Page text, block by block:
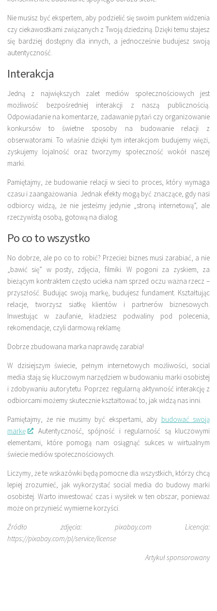
Nie musisz być ekspertem, aby podzielić się swoim punktem widzenia
czy ciekawostkami związanych z Twoją dziedziną. Dzięki temu stajesz
się bardziej dostępny dla innych, a jednocześnie budujesz swoją
autentyczność.
Interakcja
Jedną z największych zalet mediów społecznościowych jest
możliwość bezpośredniej interakcji z naszą publicznością.
Odpowiadanie na komentarze, zadawanie pytań czy organizowanie
konkursów to świetne sposoby na budowanie relacji z
obserwatorami. To właśnie dzięki tym interakcjom budujemy więzi,
zyskujemy lojalność oraz tworzymy społeczność wokół naszej
marki.
Pamiętajmy, że budowanie relacji w sieci to proces, który wymaga
czasu i zaangażowania. Jednak efekty mogą być znaczące, gdy nasi
odbiorcy widzą, że nie jesteśmy jedynie „stroną internetową”, ale
rzeczywistą osobą, gotową na dialog.
Po co to wszystko
No dobrze, ale po co to robić? Przecież biznes musi zarabiać, a nie
„bawić się” w posty, zdjęcia, filmiki. W pogoni za zyskiem, za
bieżącym kontraktem często ucieka nam sprzed oczu ważna rzecz –
przyszłość. Budując swoją markę, budujesz fundament. Kształtując
relacje, tworzysz siatkę klientów i partnerów biznesowych.
Inwestując w zaufanie, kładziesz podwaliny pod polecenia,
rekomendacje, czyli darmową reklamę.
Dobrze zbudowana marka naprawdę zarabia!
W dzisiejszym świecie, pełnym internetowych możliwości, social
media stają się kluczowym narzędziem w budowaniu marki osobistej
i zdobywaniu autorytetu. Poprzez regularną aktywność interakcję z
odbiorcami możemy skutecznie kształtować to, jak widzą nas inni.
Pamiętajmy, że nie musimy być ekspertami, aby budować swoją
markę
. Autentyczność, spójność i regularność są kluczowymi
elementami, które pomogą nam osiągnąć sukces w wirtualnym
świecie mediów społecznościowych.
Liczymy, że te wskazówki będą pomocne dla wszystkich, którzy chcą
lepiej zrozumieć, jak wykorzystać social media do budowy marki
osobistej. Warto inwestować czas i wysiłek w ten obszar, ponieważ
może on przynieść wymierne korzyści.
Źródło zdjęcia: pixabay.com Licencja:
https://pixabay.com/pl/service/license
Artykuł sponsorowany